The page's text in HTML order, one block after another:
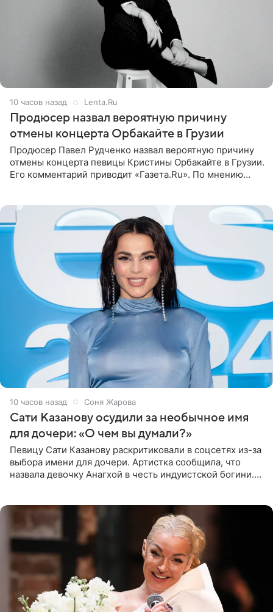
10 часов назад Lenta.Ru
Продюсер назвал вероятную причину
отмены концерта Орбакайте в Грузии
Продюсер Павел Рудченко назвал вероятную причину
отмены концерта певицы Кристины Орбакайте в Грузии.
Его комментарий приводит «Газета.Ru». По мнению
10 часов назад Соня Жарова
Сати Казанову осудили за необычное имя
для дочери: «О чем вы думали?»
Певицу Сати Казанову раскритиковали в соцсетях из-за
выбора имени для дочери. Артистка сообщила, что
назвала девочку Анагхой в честь индуистской богини.